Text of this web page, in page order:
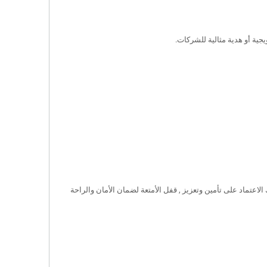
أو هدية مثالية للشركات.
على تأمين وتعزيز , قفل الأمتعة لضمان الأمان والراحة